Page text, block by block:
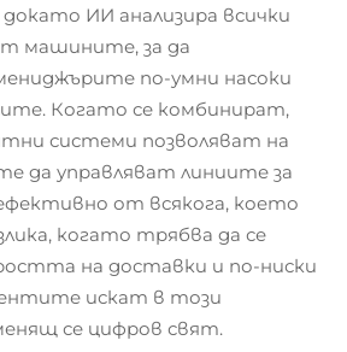
ИИ анализира всички
машините, за да
по-умни насоки
Когато се комбинират,
системи позволяват на
да управляват линиите за
от всякога, което
когато трябва да се
на доставки и по-ниски
искат в този
се цифров свят.